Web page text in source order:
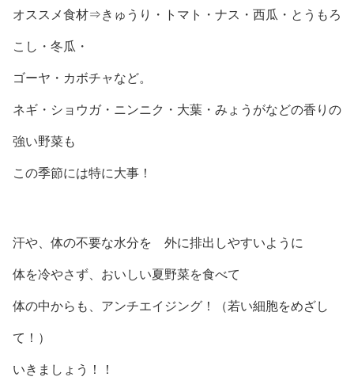
オススメ食材⇒きゅうり・トマト・ナス・西瓜・とうもろ
こし・冬瓜・
ゴーヤ・カボチャなど。
ネギ・ショウガ・ニンニク・大葉・みょうがなどの香りの
強い野菜も
この季節には特に大事！
汗や、体の不要な水分を 外に排出しやすいように
体を冷やさず、おいしい夏野菜を食べて
体の中からも、アンチエイジング！（若い細胞をめざし
て！）
いきましょう！！